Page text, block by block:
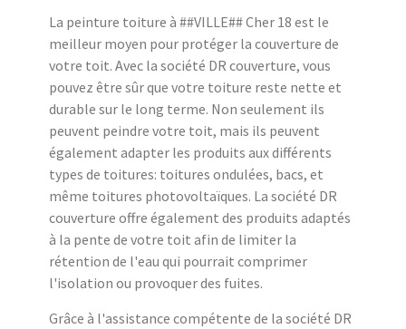
La peinture toiture à ##VILLE## Cher 18 est le
meilleur moyen pour protéger la couverture de
votre toit. Avec la société DR couverture, vous
pouvez être sûr que votre toiture reste nette et
durable sur le long terme. Non seulement ils
peuvent peindre votre toit, mais ils peuvent
également adapter les produits aux différents
types de toitures: toitures ondulées, bacs, et
même toitures photovoltaïques. La société DR
couverture offre également des produits adaptés
à la pente de votre toit afin de limiter la
rétention de l'eau qui pourrait comprimer
l'isolation ou provoquer des fuites.
Grâce à l'assistance compétente de la société DR